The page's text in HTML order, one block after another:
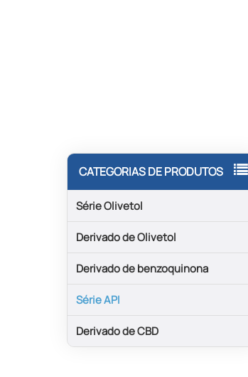
CATEGORIAS DE PRODUTOS
Série Olivetol
Derivado de Olivetol
Derivado de benzoquinona
Série API
Derivado de CBD